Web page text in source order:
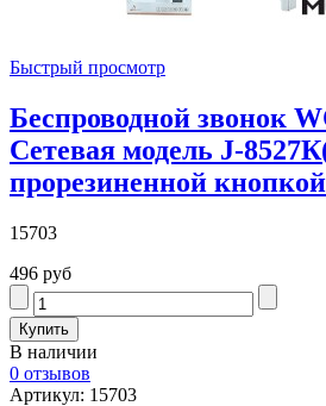
Быстрый просмотр
Беспроводной звонок
Сетевая модель J-
прорезиненной
15703
496 руб
В наличии
0 отзывов
Артикул: 15703